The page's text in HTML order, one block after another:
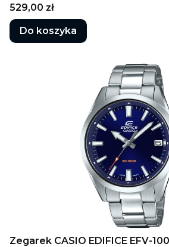
Cena
529,00 zł
Do koszyka
Zegarek CASIO EDIFICE EFV-